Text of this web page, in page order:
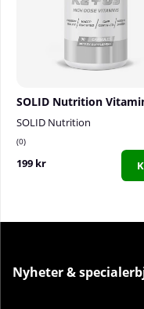
SOLID Nutrition
0
199 kr
Nyheter &